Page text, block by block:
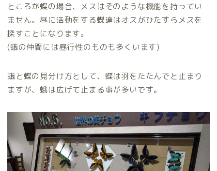
ところが蝶の場合、メスはそのような機能を持ってい
ません。昼に活動をする蝶達はオスがひたすらメスを
探すことになります。
(蛾の仲間には昼行性のものも多くいます)
蛾と蝶の見分け方として、蝶は羽をたたんでと止まり
ますが、蛾は広げて止まる事が多いです。